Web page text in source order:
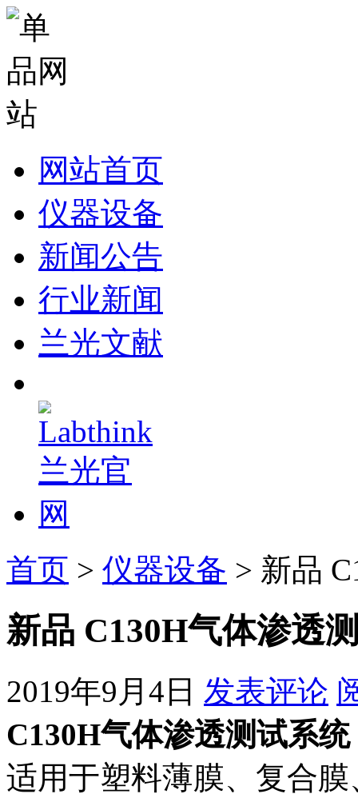
网站首页
仪器设备
新闻公告
行业新闻
兰光文献
首页 > 仪器设备 > 新品
新品 C130H气体渗透
2019年9月4日 发表评论
C130H气体渗透测试系统
适用于塑料薄膜、复合